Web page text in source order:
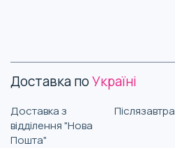
Доставка поУкраїні
Доставка з
відділення "Нова
Пошта"
Післязавтра